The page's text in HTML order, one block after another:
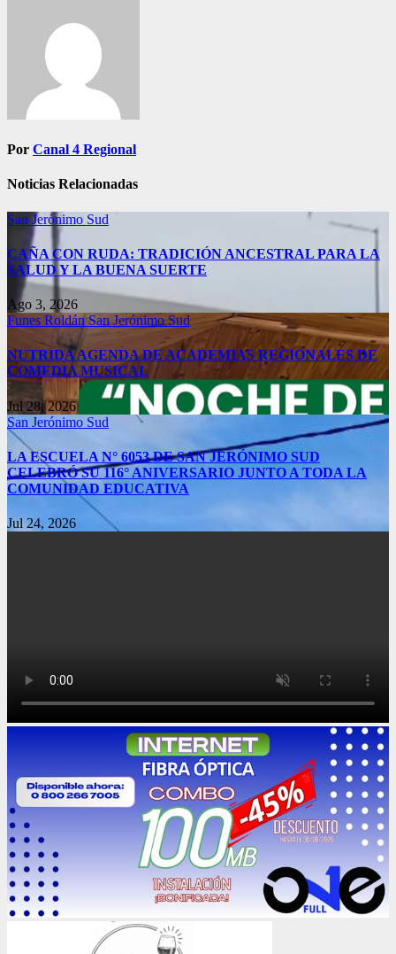
entradas
Por Canal 4 Regional
Noticias Relacionadas
San Jerónimo Sud
CAÑA CON RUDA: TRADICIÓN ANCESTRAL PARA LA
SALUD Y LA BUENA SUERTE
Ago 3, 2026
Funes RoldánSan Jerónimo Sud
NUTRIDA AGENDA DE ACADEMIAS REGIONALES DE
COMEDIA MUSICAL
Jul 28, 2026
San Jerónimo Sud
LA ESCUELA N° 6053 DE SAN JERÓNIMO SUD
CELEBRÓ SU 116° ANIVERSARIO JUNTO A TODA LA
COMUNIDAD EDUCATIVA
Jul 24, 2026